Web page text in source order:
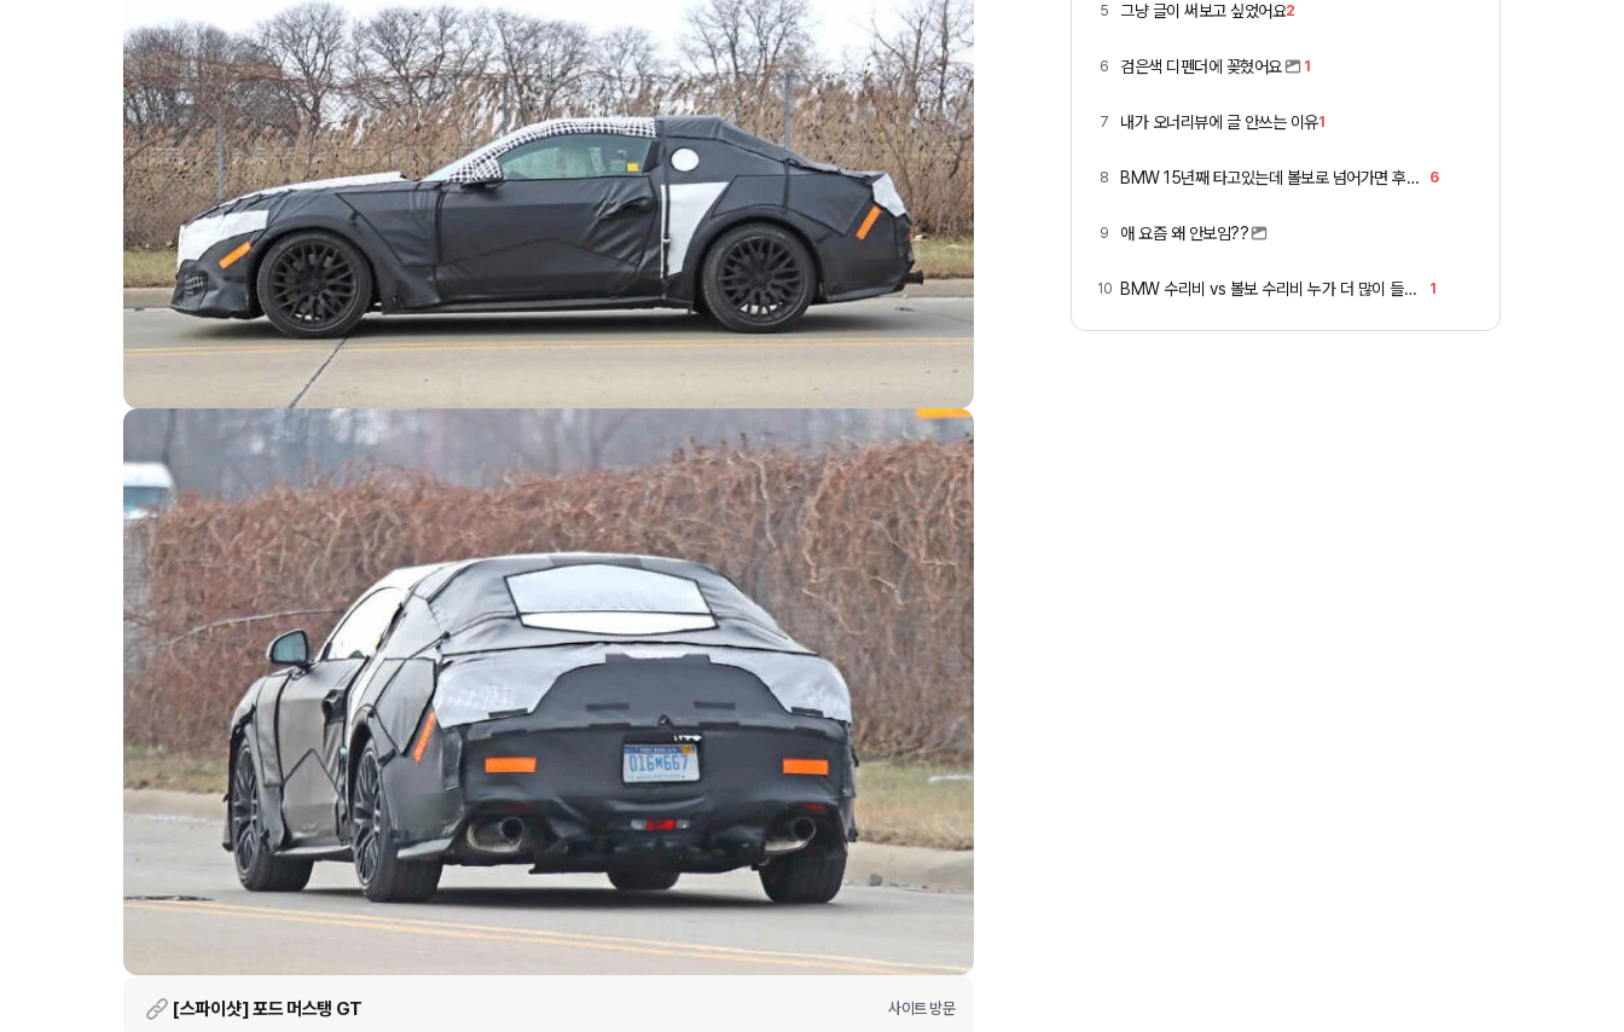
[스파이샷] 포드 머스탱 GT 사이트 방문
5 그냥 글이 써보고 싶었어요2
6 검은색 디펜더에 꽂혔어요 1
7 내가 오너리뷰에 글 안쓰는 이유1
8 BMW 15년째 타고있는데 볼보로 넘어가면 후회할까요 ? 6
9 애 요즘 왜 안보임??
10 BMW 수리비 vs 볼보 수리비 누가 더 많이 들까요 ㅎ 1